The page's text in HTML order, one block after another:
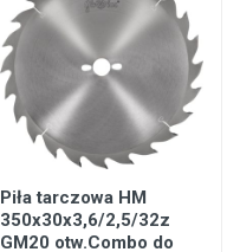
Piła tarczowa HM
350x30x3,6/2,5/32z
GM20 otw.Combo do